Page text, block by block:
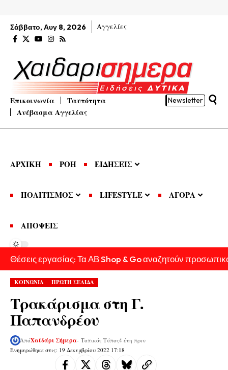
Σάββατο, Αυγ 8, 2026 Αγγελίες
Επικοινωνία
Ταυτότητα
Ανέβασμα Αγγελίας
Newsletter
ΑΡΧΙΚΗ ΡΟΗ ΕΙΔΗΣΕΙΣ
ΠΟΛΙΤΙΣΜΟΣ LIFESTYLE ΑΓΟΡΑ
ΑΠΟΨΕΙΣ
Θέσεις εργασίας: Τα ΑΒ Shop & Go αναζητούν
ΚΟΙΝΩΝΙΑ ΠΡΩΤΗ ΣΕΛΙΔΑ
Τρακάρισμα στη Γ.
Παπανδρέου
Ενημερώθηκε στις: 19 Δεκεμβρίου 2022 17:18
ΑπόΧαϊδάρι Σήμερα- Τοπικός Τύπος4 έτη πριν